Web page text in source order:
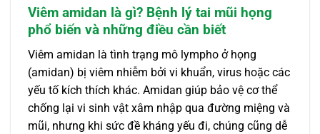
Viêm amidan là gì? Bệnh lý tai mũi họng
phổ biến và những điều cần biết
Viêm amidan là tình trạng mô lympho ở họng
(amidan) bị viêm nhiễm bởi vi khuẩn, virus hoặc các
yếu tố kích thích khác. Amidan giúp bảo vệ cơ thể
chống lại vi sinh vật xâm nhập qua đường miệng và
mũi, nhưng khi sức đề kháng yếu đi, chúng cũng dễ